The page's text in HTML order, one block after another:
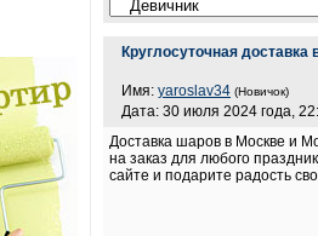
Круглосуточная
Имя: yaroslav34 (Новичок)
Дата: 30 июля 2024 года,
Доставка шаров в Москве и
на заказ для любого
сайте и подарите радость